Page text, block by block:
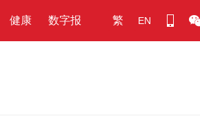
健康 数字报 繁 EN